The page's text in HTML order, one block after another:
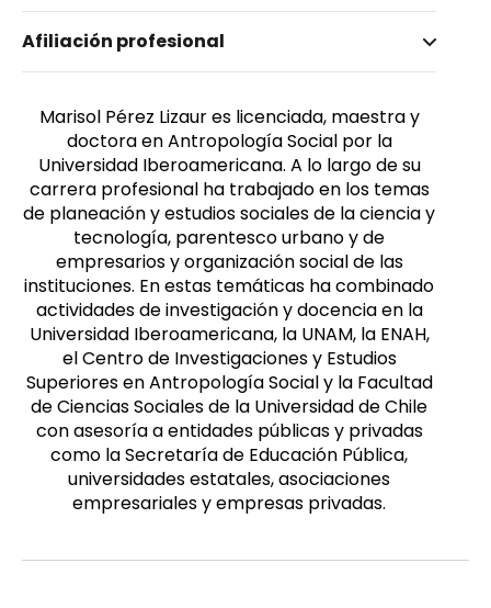
Pérez Lizaur, Marisol
Femenino
Afiliación profesional
Marisol Pérez Lizaur es licenciada, maestra y
doctora en Antropología Social por la
Universidad Iberoamericana. A lo largo de su
carrera profesional ha trabajado en los temas
de planeación y estudios sociales de la ciencia y
tecnología, parentesco urbano y de
empresarios y organización social de las
instituciones. En estas temáticas ha combinado
actividades de investigación y docencia en la
Universidad Iberoamericana, la UNAM, la ENAH,
el Centro de Investigaciones y Estudios
Superiores en Antropología Social y la Facultad
de Ciencias Sociales de la Universidad de Chile
con asesoría a entidades públicas y privadas
como la Secretaría de Educación Pública,
universidades estatales, asociaciones
empresariales y empresas privadas.